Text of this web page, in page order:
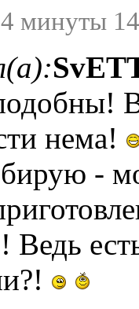
минуты
нема!
-
Ведь